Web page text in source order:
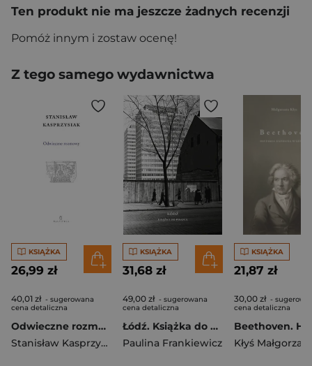
Ten produkt nie ma jeszcze żadnych recenzji
Pomóż innym i zostaw ocenę!
Z tego samego wydawnictwa
KSIĄŻKA
26,99 zł
40,01 zł - sugerowana
cena detaliczna
Odwieczne rozmowy
Stanisław Kasprzysiak
KSIĄŻKA
31,68 zł
49,00 zł - sugerowana
cena detaliczna
Łódź. Książka do pisania
Paulina Frankiewicz
KSIĄŻKA
21,87 zł
30,00 zł -
cena detaliczna
Kłyś Małgorzata